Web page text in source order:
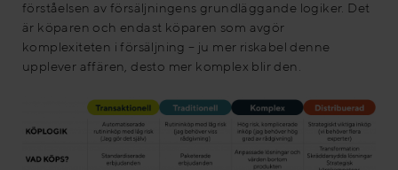
förståelsen av försäljningens grundläggande logiker. Det
är köparen och endast köparen som avgör
komplexiteten i försäljning – ju mer riskabel denne
upplever affären, desto mer komplex blir den.